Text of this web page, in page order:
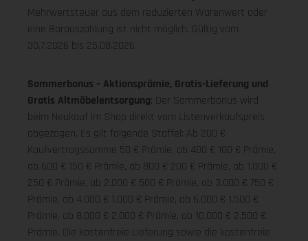
Mehrwertsteuer aus dem reduzierten Warenwert oder
eine Barauszahlung ist nicht möglich. Gültig vom
30.7.2026 bis 25.08.2026
Sommerbonus – Aktionsprämie, Gratis-Lieferung und
Gratis Altmöbelentsorgung: Der Sommerbonus wird
beim Neukauf im Shop direkt vom Listenverkaufspreis
abgezogen. Es gilt folgende Staffel: Ab 200 €
Kaufvertragssumme 50 € Prämie, ab 400 € 100 € Prämie,
ab 600 € 150 € Prämie, ab 800 € 200 € Prämie, ab 1.000 €
250 € Prämie, ab 2.000 € 500 € Prämie, ab 3.000 € 750 €
Prämie, ab 4.000 € 1.000 € Prämie, ab 6.000 € 1.500 €
Prämie, ab 8.000 € 2.000 € Prämie, ab 10.000 € 2.500 €
Prämie. Die kostenfreie Lieferung sowie die kostenfreie